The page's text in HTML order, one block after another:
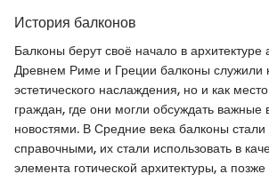
История балконов
Балконы берут своё начало в архитектуре
Древнем Риме и Греции балконы служили
эстетического наслаждения, но и как
граждан, где они могли обсуждать важные
новостями. В Средние века балконы
справочными, их стали использовать в
элемента готической архитектуры, а